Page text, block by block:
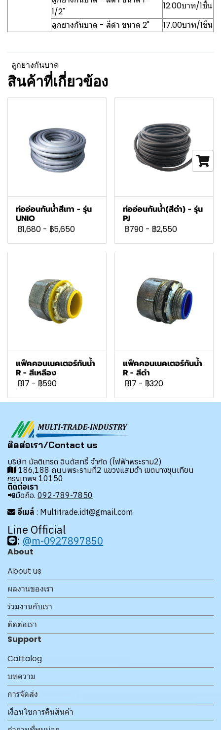
1/2"
12.00บาท/1ชิ้น
ลูกยางกันบาด - สีดำ ขนาด 2"
17.00บาท/1ชิ้น
ลูกยางกันบาด
สินค้าที่เกี่ยวข้อง
ท่ออ่อนกันน้ำสีเทา - รุ่น
UNIO
฿1,680 - ฿5,650
ท่ออ่อนกันน้ำ(สีดำ) - รุ่น
PJ
฿790 - ฿2,550
แฟ็คคอนเนคเตอร์กันน้ำ
R - สีเหลือง
฿17 - ฿590
แฟ็คคอนเนคเตอร์กันน้ำ
R - สีดำ
฿17 - ฿320
ติดต่อเรา/Contact us
บริษัท มัลติเทรด อินดัสทรี้ จำกัด (ไฟฟ้าพระราม2)
186,188 ถนนพระรามที่2 แขวงแสมดำ เขตบางขุนเทียน
กรุงเทพฯ 10150
ติดต่อเรา
📲มือถือ. 092-789-7850
อีเมล์ : Multitrade.idt@gmail.com
Line Official
: @m-0927897850
About
About us
ผลงานของเรา
ร่วมงานกับเรา
ติดต่อเรา
Support
Cattalog
บทความ
การจัดส่ง
เงื่อนไขการคืนสินค้า